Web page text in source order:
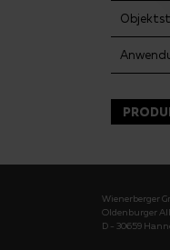
Wienerberger
Oldenburger
D - 30659